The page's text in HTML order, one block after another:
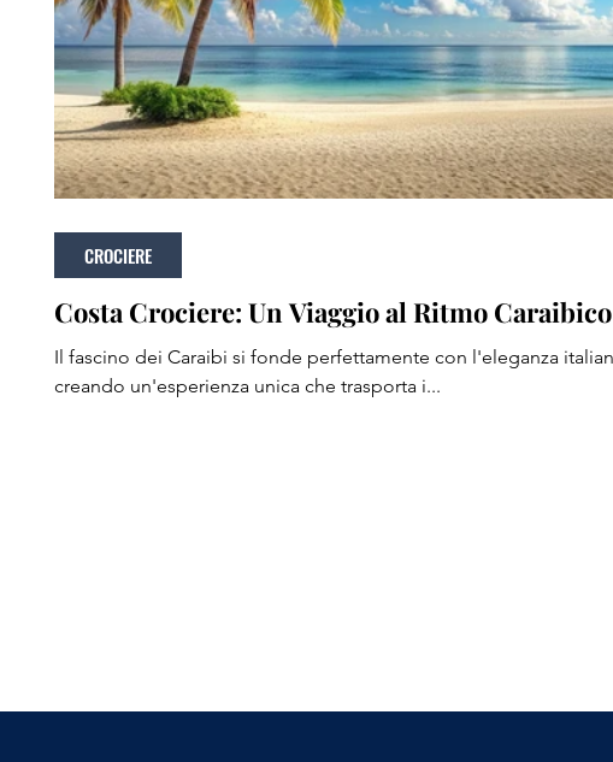
Costa Crociere: Un Viaggio al Ritmo Caraibico
Il fascino dei Caraibi si fonde perfettamente con l'eleganza
creando un'esperienza unica che trasporta i...
CROCIERE